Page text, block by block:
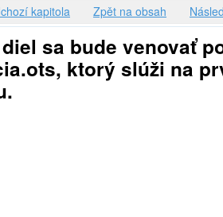
kapitola Zpět na obsah
sa bude venovať
ktorý slúži na